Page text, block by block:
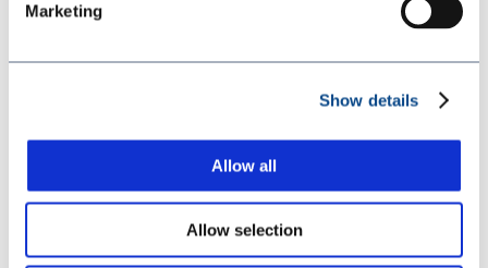
Marketing
Show details
Allow all
Allow selection
polyurée et de
polyuréthane à
haute performance
Avec plus de 35 ans d'innovation,